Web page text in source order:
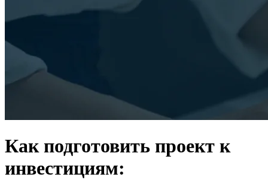
Как подготовить проект к
инвестициям: